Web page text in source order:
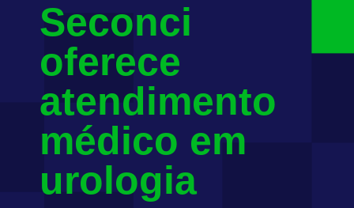
Seconci
oferece
atendimento
médico em
urologia